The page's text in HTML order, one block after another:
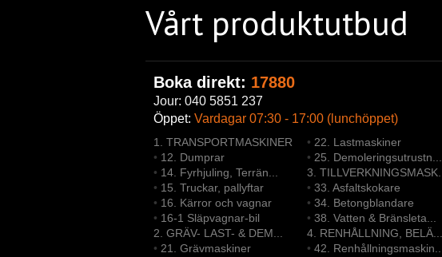
Vårt produktutbud
Boka direkt: 17880
Jour: 040 5851 237
Öppet: Vardagar 07:30 - 17:00 (lunchöppet)
1. TRANSPORTMASKINER
• 12. Dumprar
• 14. Fyrhjuling, Terrän...
• 15. Truckar, pallyftar
• 16. Kärror och vagnar
• 16-1 Släpvagnar-bil
2. GRÄV- LAST- & DEM...
• 21. Grävmaskiner
• 22. Lastmaskiner
• 25. Demoleringsutrustn...
3. TILLVERKNINGSMASK...
• 33. Asfaltskokare
• 34. Betongblandare
• 38. Vatten & Bränsleta...
4. RENHÅLLNING, BELÄ...
• 42. Renhållningsmaskin...